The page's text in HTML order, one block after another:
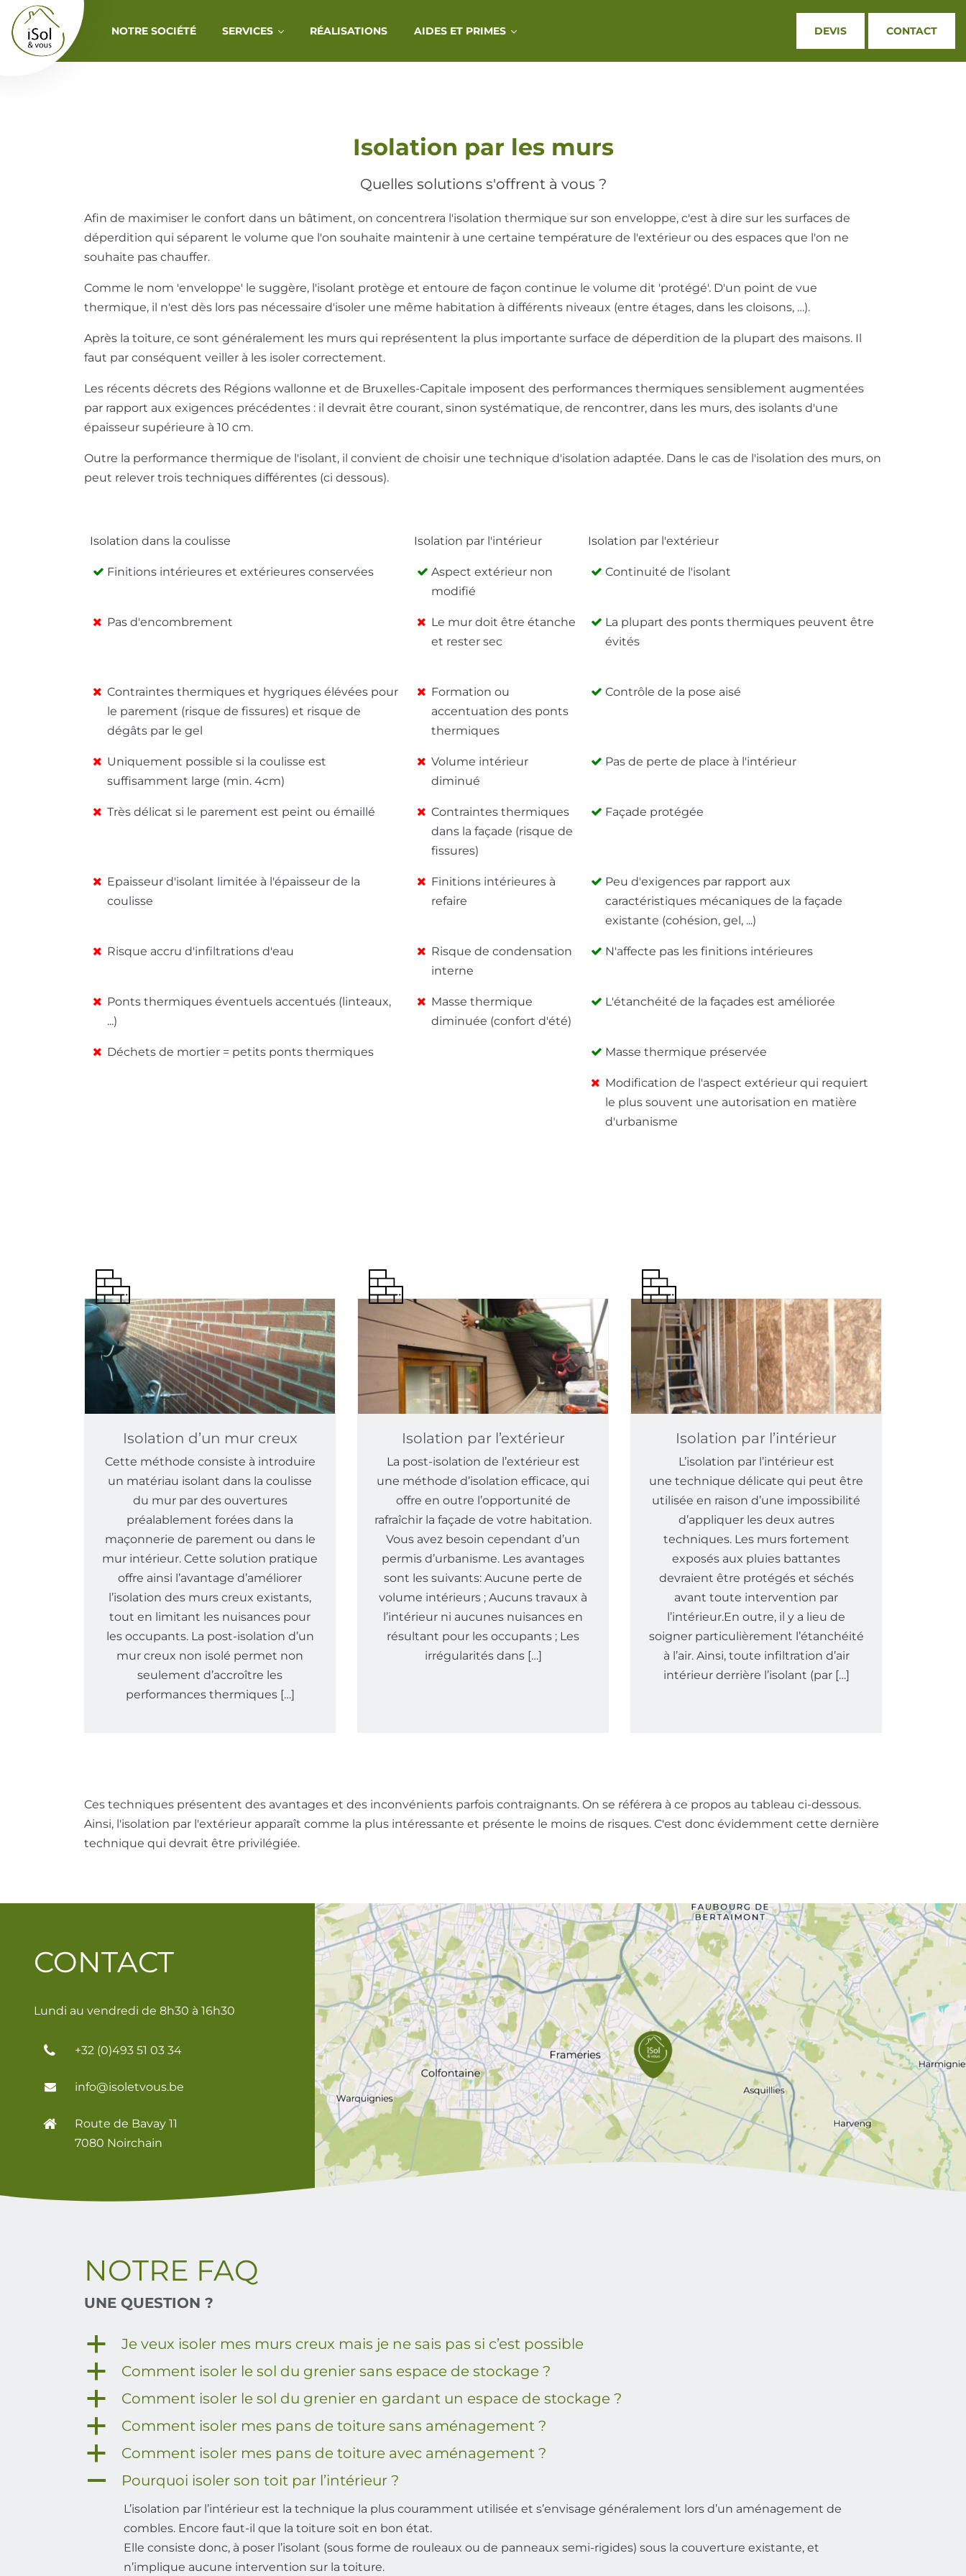
Aller au contenu
NOTRE SOCIÉTÉ SERVICES RÉALISATIONS AIDES ET PRIMES DEVIS CONTACT
Isolation par les murs
Quelles solutions s'offrent à vous ?
Afin de maximiser le confort dans un bâtiment, on concentrera l'isolation thermique sur son enveloppe, c'est à dire sur les surfaces de
déperdition qui séparent le volume que l'on souhaite maintenir à une certaine température de l'extérieur ou des espaces que l'on ne
souhaite pas chauffer.
Comme le nom 'enveloppe' le suggère, l'isolant protège et entoure de façon continue le volume dit 'protégé'. D'un point de vue
thermique, il n'est dès lors pas nécessaire d'isoler une même habitation à différents niveaux (entre étages, dans les cloisons, …).
Après la toiture, ce sont généralement les murs qui représentent la plus importante surface de déperdition de la plupart des maisons. Il
faut par conséquent veiller à les isoler correctement.
Les récents décrets des Régions wallonne et de Bruxelles-Capitale imposent des performances thermiques sensiblement augmentées
par rapport aux exigences précédentes : il devrait être courant, sinon systématique, de rencontrer, dans les murs, des isolants d'une
épaisseur supérieure à 10 cm.
Outre la performance thermique de l'isolant, il convient de choisir une technique d'isolation adaptée. Dans le cas de l'isolation des murs, on
peut relever trois techniques différentes (ci dessous).
Isolation dans la coulisse Isolation par l'intérieur
Isolation par l'extérieur
Isolation dans la coulisse
Isolation par l'intérieur Isolation par l'extérieur
Finitions intérieures et extérieures conservées
Aspect extérieur non
modifié
Continuité de l'isolant
Pas d'encombrement
Le mur doit être étanche
et rester sec
La plupart des ponts thermiques peuvent être
évités
Contraintes thermiques et hygriques élévées pour
le parement (risque de fissures) et risque de
dégâts par le gel
Formation ou
accentuation des ponts
thermiques
Contrôle de la pose aisé
Uniquement possible si la coulisse est
suffisamment large (min. 4cm)
Volume intérieur
diminué
Pas de perte de place à l'intérieur
Très délicat si le parement est peint ou émaillé
Contraintes thermiques
dans la façade (risque de
fissures)
Façade protégée
Epaisseur d'isolant limitée à l'épaisseur de la
coulisse
Finitions intérieures à
refaire
Peu d'exigences par rapport aux
caractéristiques mécaniques de la façade
existante (cohésion, gel, ...)
Risque accru d'infiltrations d'eau
Risque de condensation
interne
N'affecte pas les finitions intérieures
Ponts thermiques éventuels accentués (linteaux,
...)
Masse thermique
diminuée (confort d'été)
L'étanchéité de la façades est améliorée
Déchets de mortier = petits ponts thermiques Masse thermique préservée
Modification de l'aspect extérieur qui requiert
le plus souvent une autorisation en matière
d'urbanisme
Isolation d’un mur creux
Cette méthode consiste à introduire
un matériau isolant dans la coulisse
du mur par des ouvertures
préalablement forées dans la
maçonnerie de parement ou dans le
mur intérieur. Cette solution pratique
offre ainsi l’avantage d’améliorer
l’isolation des murs creux existants,
tout en limitant les nuisances pour
les occupants. La post-isolation d’un
mur creux non isolé permet non
seulement d’accroître les
performances thermiques […]
Isolation par l’extérieur
La post-isolation de l’extérieur est
une méthode d’isolation efficace, qui
offre en outre l’opportunité de
rafraîchir la façade de votre habitation.
Vous avez besoin cependant d’un
permis d’urbanisme. Les avantages
sont les suivants: Aucune perte de
volume intérieurs ; Aucuns travaux à
l’intérieur ni aucunes nuisances en
résultant pour les occupants ; Les
irrégularités dans […]
Isolation par l’intérieur
L’isolation par l’intérieur est
une technique délicate qui peut être
utilisée en raison d’une impossibilité
d’appliquer les deux autres
techniques. Les murs fortement
exposés aux pluies battantes
devraient être protégés et séchés
avant toute intervention par
l’intérieur.En outre, il y a lieu de
soigner particulièrement l’étanchéité
à l’air. Ainsi, toute infiltration d’air
intérieur derrière l’isolant (par […]
Ces techniques présentent des avantages et des inconvénients parfois contraignants. On se référera à ce propos au tableau ci-dessous.
Ainsi, l'isolation par l'extérieur apparaît comme la plus intéressante et présente le moins de risques. C'est donc évidemment cette dernière
technique qui devrait être privilégiée.
NOTRE FAQ
UNE QUESTION ?
a Je veux isoler mes murs creux mais je ne sais pas si c’est possible
a Comment isoler le sol du grenier sans espace de stockage ?
a Comment isoler le sol du grenier en gardant un espace de stockage ?
a Comment isoler mes pans de toiture sans aménagement ?
a Comment isoler mes pans de toiture avec aménagement ?
A Pourquoi isoler son toit par l’intérieur ?
L’isolation par l’intérieur est la technique la plus couramment utilisée et s’envisage généralement lors d’un aménagement de
combles. Encore faut-il que la toiture soit en bon état.
Elle consiste donc, à poser l’isolant (sous forme de rouleaux ou de panneaux semi-rigides) sous la couverture existante, et
n’implique aucune intervention sur la toiture.
CONTACT
Lundi au vendredi de 8h30 à 16h30
+32 (0)493 51 03 34
info@isoletvous.be
Route de Bavay 11
7080 Noirchain